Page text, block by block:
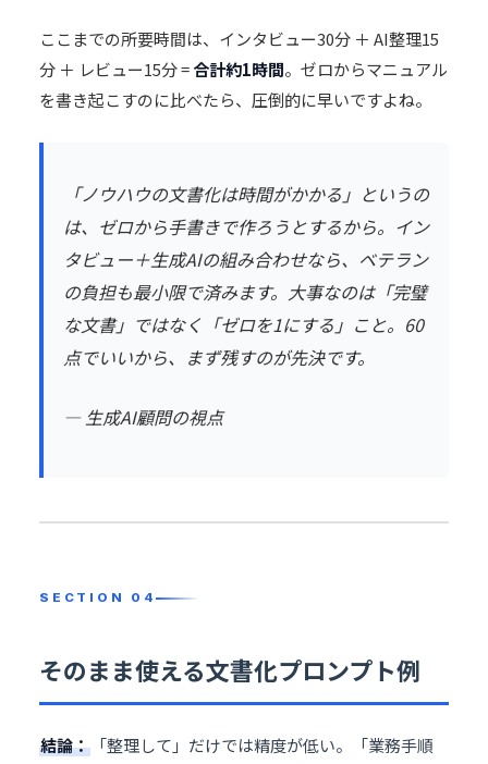
ここまでの所要時間は、インタビュー30分 ＋ AI整理15
分 ＋ レビュー15分 =合計約1時間。ゼロからマニュアル
を書き起こすのに比べたら、圧倒的に早いですよね。
「ノウハウの文書化は時間がかかる」というの
は、ゼロから手書きで作ろうとするから。イン
タビュー＋生成AIの組み合わせなら、ベテラン
の負担も最小限で済みます。大事なのは「完璧
な文書」ではなく「ゼロを1にする」こと。60
点でいいから、まず残すのが先決です。
—生成AI顧問の視点
そのまま使える文書化プロンプト例
結論： 「整理して」だけでは精度が低い。「業務手順